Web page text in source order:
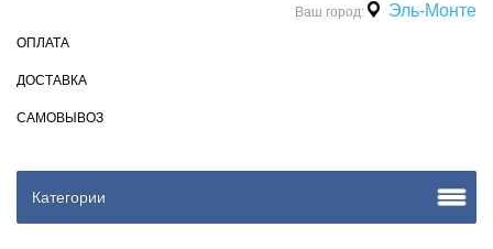
Ваш город: Эль-Монте
ОПЛАТА
ДОСТАВКА
САМОВЫВОЗ
Категории